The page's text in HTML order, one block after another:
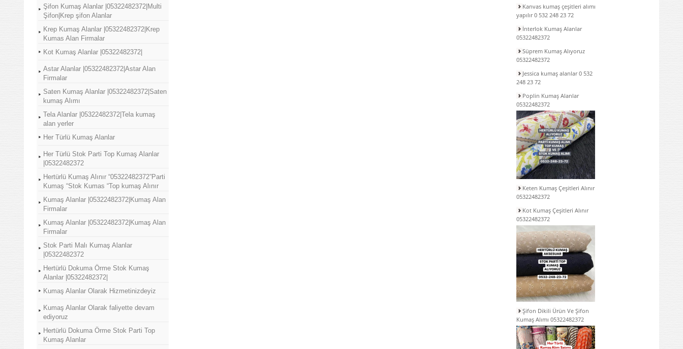
Şifon Kumaş Alanlar |05322482372|Multi
Şifon|Krep şifon Alanlar
Krep Kumaş Alanlar |05322482372|Krep
Kumas Alan Firmalar
Kot Kumaş Alanlar |05322482372|
Astar Alanlar |05322482372|Astar Alan
Firmalar
Saten Kumaş Alanlar |05322482372|Saten
kumaş Alımı
Tela Alanlar |05322482372|Tela kumaş
alan yerler
Her Türlü Kumaş Alanlar
Her Türlü Stok Parti Top Kumaş Alanlar
|05322482372
Hertürlü Kumaş Alınır “05322482372”Parti
Kumaş “Stok Kumas “Top kumaş Alınır
Kumaş Alanlar |05322482372|Kumaş Alan
Firmalar
Kumaş Alanlar |05322482372|Kumaş Alan
Firmalar
Stok Parti Malı Kumaş Alanlar
|05322482372
Hertürlü Dokuma Örme Stok Kumaş
Alanlar |05322482372|
Kumaş Alanlar Olarak Hizmetinizdeyiz
Kumaş Alanlar Olarak faliyette devam
ediyoruz
Hertürlü Dokuma Örme Stok Parti Top
Kumaş Alanlar
Kanvas kumaş çeşitleri alımı
yapılır 0 532 248 23 72
İnterlok Kumaş Alanlar
05322482372
Süprem Kumaş Alıyoruz
05322482372
Jessica kumaş alanlar 0 532
248 23 72
Poplin Kumaş Alanlar
05322482372
Keten Kumaş Çeşitleri Alınır
05322482372
Kot Kumaş Çeşitleri Alınır
05322482372
Şifon Dikili Ürün Ve Şifon
Kumaş Alımı 05322482372